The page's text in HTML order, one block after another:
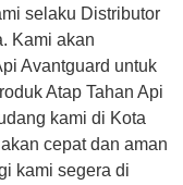
selaku Distributor
Kami akan
Avantguard untuk
Atap Tahan Api
kami di Kota
cepat dan aman
kami segera di